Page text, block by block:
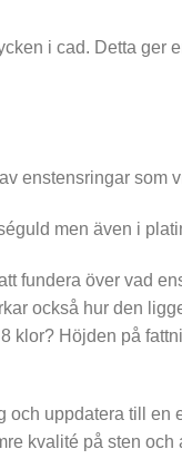
i cad. Detta ger
enstensringar som
men även i
fundera över vad
också hur den
klor? Höjden på
och uppdatera till en
kvalité på sten och